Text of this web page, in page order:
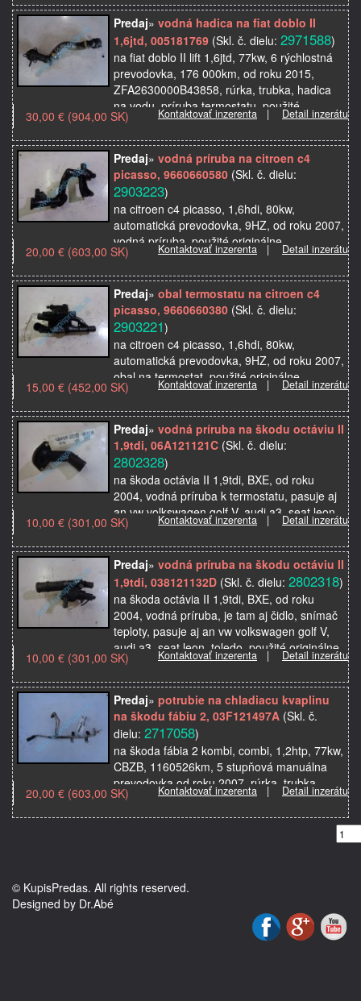
Predaj» vodná hadica na fiat doblo II
1,6jtd, 005181769 (Skl. č. dielu: 2971588)
na fiat doblo II lift 1,6jtd, 77kw, 6 rýchlostná
prevodovka, 176 000km, od roku 2015,
ZFA2630000B43858, rúrka, trubka, hadica
na vodu, príruba termostatu, použité
originálne aut…Kontaktovať inzerenta | Detail inzerátu
30,00 € (904,00 SK)
Predaj» vodná príruba na citroen c4
picasso, 9660660580 (Skl. č. dielu:
2903223)
na citroen c4 picasso, 1,6hdi, 80kw,
automatická prevodovka, 9HZ, od roku 2007,
vodná príruba, použité originálne
autosúčiastky z autovrakoviska
Kontaktovať inzerenta | Detail inzerátu
20,00 € (603,00 SK)
Predaj» obal termostatu na citroen c4
picasso, 9660660380 (Skl. č. dielu:
2903221)
na citroen c4 picasso, 1,6hdi, 80kw,
automatická prevodovka, 9HZ, od roku 2007,
obal na termostat, použité originálne
autosúčiastky z autovrakoviska
Kontaktovať inzerenta | Detail inzerátu
15,00 € (452,00 SK)
Predaj» vodná príruba na škodu octáviu II
1,9tdi, 06A121121C (Skl. č. dielu:
2802328)
na škoda octávia II 1,9tdi, BXE, od roku
2004, vodná príruba k termostatu, pasuje aj
an vw volkswagen golf V, audi a3, seat leon,
toledo, použité originálne autosúčiastky z
auto…
Kontaktovať inzerenta | Detail inzerátu
10,00 € (301,00 SK)
Predaj» vodná príruba na škodu octáviu II
1,9tdi, 038121132D (Skl. č. dielu: 2802318)
na škoda octávia II 1,9tdi, BXE, od roku
2004, vodná príruba, je tam aj čidlo, snímač
teploty, pasuje aj an vw volkswagen golf V,
audi a3, seat leon, toledo, použité originálne
…
Kontaktovať inzerenta | Detail inzerátu
10,00 € (301,00 SK)
Predaj» potrubie na chladiacu kvaplinu
na škodu fábiu 2, 03F121497A (Skl. č.
dielu: 2717058)
na škoda fábia 2 kombi, combi, 1,2htp, 77kw,
CBZB, 1160526km, 5 stupňová manuálna
prevodovka od roku 2007, rúrka, trubka,
hadica na vodu, použité originálne
autosúčiastky z auto…
Kontaktovať inzerenta | Detail inzerátu
20,00 € (603,00 SK)
© KupisPredas. All rights reserved.
Designed by Dr.Abé